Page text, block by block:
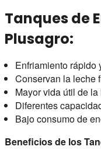
Tanques de
Plusagro:
Enfriamiento rápido
Conservan la leche
Mayor vida útil de la
Diferentes
Bajo consumo de
Beneficios de los